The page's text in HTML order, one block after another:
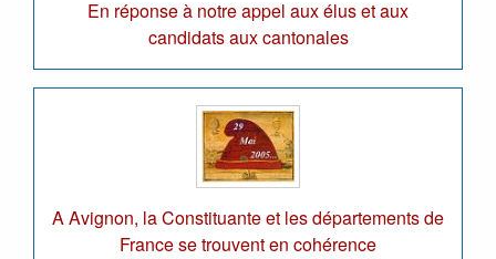
En réponse à notre appel aux élus et aux
candidats aux cantonales
A Avignon, la Constituante et les départements de
France se trouvent en cohérence